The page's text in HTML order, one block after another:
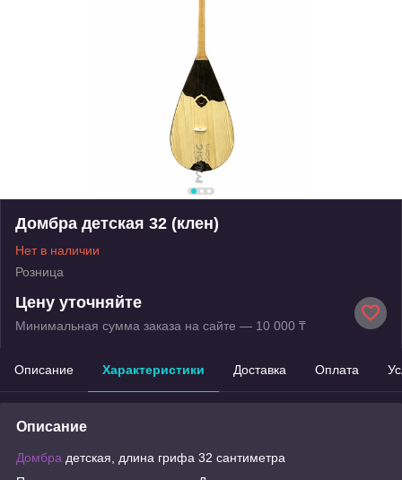
Домбра детская 32 (клен)
Нет в наличии
Розница
Цену уточняйте
Минимальная сумма заказа на сайте — 10 000 ₸
Описание Характеристики Доставка Оплата
Описание
Домбра детская, длина грифа 32 сантиметра